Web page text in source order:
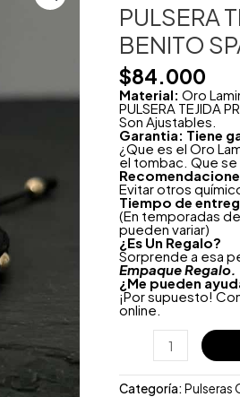
PULSERA
BENITO
$84.000
Material: Oro
PULSERA TEJIDA
Son Ajustables.
Garantia: Tiene
¿Que es el Oro
el tombac. Que se
Evitar otros
Tiempo de
(En temporadas
pueden variar)
¿ Es Un Regalo?
Sorprende a esa
Empaque Regalo.
¿Me pueden
¡Por supuesto!
online.
MEDALLA
SAN
BENITO
SPACE
4MM
cantidad
Categoría: Pulseras